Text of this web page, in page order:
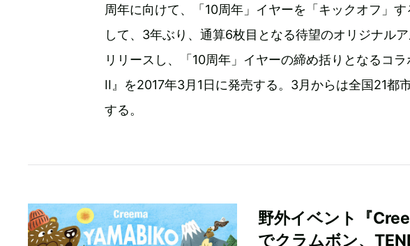
周年に向けて、「10周年」イヤーを「キックオフ」
して、3年ぶり、通算6枚目となる待望のオリジナル
リリースし、「10周年」イヤーの締め括りとなるコ
II』を2017年3月1日に発売する。3月からは全国21都
する。
野外イベント『
でクラムボン、